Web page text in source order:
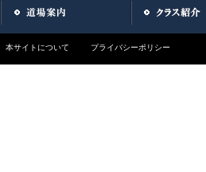
本サイトについて プライバシーポリシー